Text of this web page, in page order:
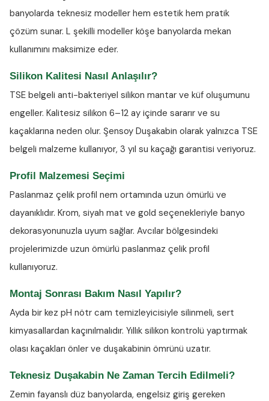
banyolarda teknesiz modeller hem estetik hem pratik
çözüm sunar. L şekilli modeller köşe banyolarda mekan
kullanımını maksimize eder.
Silikon Kalitesi Nasıl Anlaşılır?
TSE belgeli anti-bakteriyel silikon mantar ve küf oluşumunu
engeller. Kalitesiz silikon 6–12 ay içinde sararır ve su
kaçaklarına neden olur. Şensoy Duşakabin olarak yalnızca TSE
belgeli malzeme kullanıyor, 3 yıl su kaçağı garantisi veriyoruz.
Profil Malzemesi Seçimi
Paslanmaz çelik profil nem ortamında uzun ömürlü ve
dayanıklıdır. Krom, siyah mat ve gold seçenekleriyle banyo
dekorasyonunuzla uyum sağlar. Avcılar bölgesindeki
projelerimizde uzun ömürlü paslanmaz çelik profil
kullanıyoruz.
Montaj Sonrası Bakım Nasıl Yapılır?
Ayda bir kez pH nötr cam temizleyicisiyle silinmeli, sert
kimyasallardan kaçınılmalıdır. Yıllık silikon kontrolü yaptırmak
olası kaçakları önler ve duşakabinin ömrünü uzatır.
Teknesiz Duşakabin Ne Zaman Tercih Edilmeli?
Zemin fayanslı düz banyolarda, engelsiz giriş gereken